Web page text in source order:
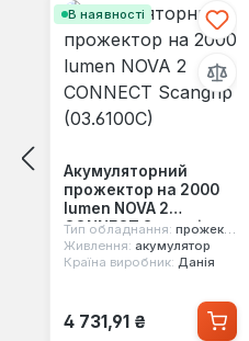
В наявності
Акумуляторний
прожектор на 2000
lumen NOVA 2
CONNECT Scangrip
(03.6100C)
Тип обладнання: прожектор
Живлення: акумулятор
Країна виробник: Данія
Звичайна ціна:
4 731,91 ₴